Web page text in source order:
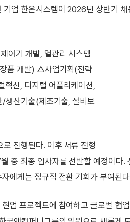
업 한온시스템이 2026년 상반기 채
어기 개발, 열관리 시스템
품 개발) △사업기획(전략
신, 디지털 어플리케이션,
산기술(제조기술, 설비보
진행된다. 이후 서류 전형
중 최종 입사자를 선발할 예정이다.
에게는 정규직 전환 기회가 부여된
업 프로젝트에 참여하고 글로벌 협